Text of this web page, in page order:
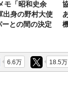
モ「昭和史余
出身の野村大使
ーとの間の決定
6.6万 18.5万